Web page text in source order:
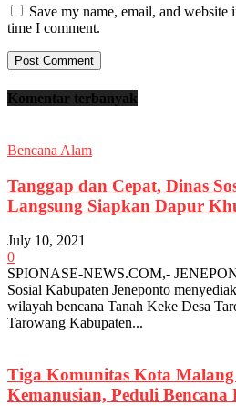
Save my name, email, and
time I comment.
Komentar terbanyak
Bencana Alam
Tanggap dan Cepat, Dinas
Langsung Siapkan Dapur
July 10, 2021
0
SPIONASE-NEWS.COM,-
Sosial Kabupaten Jeneponto
wilayah bencana Tanah Keke Desa
Tarowang Kabupaten...
Tiga Komunitas Kota
Kemanusian, Peduli Bencana